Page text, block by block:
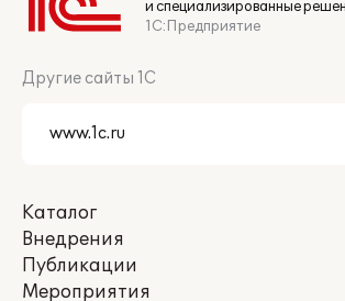
и специализированные
1С:Предприятие
Другие сайты 1С
Каталог
Внедрения
Публикации
Мероприятия